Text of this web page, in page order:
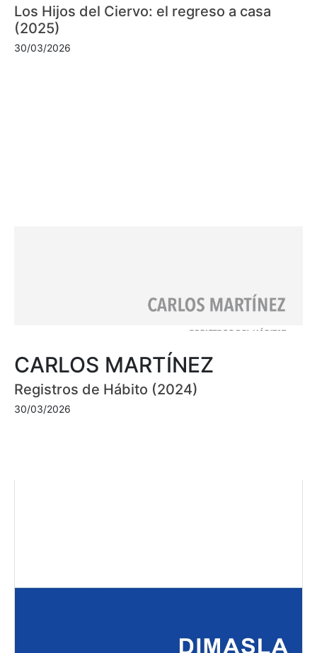
Los Hijos del Ciervo: el regreso a casa
(2025)
30/03/2026
CARLOS MARTÍNEZ
Registros de Hábito (2024)
30/03/2026